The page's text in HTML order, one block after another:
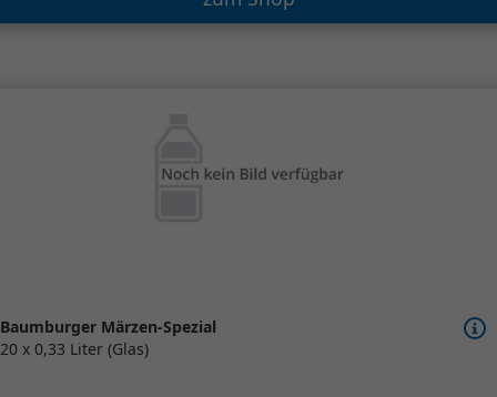
Baumburger Märzen-Spezial
20 x 0,33 Liter (Glas)